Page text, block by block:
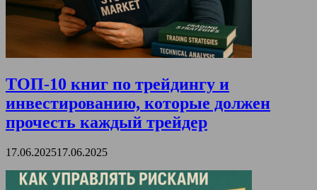
ТОП-10 книг по трейдингу и
инвестированию, которые должен
прочесть каждый трейдер
17.06.202517.06.2025